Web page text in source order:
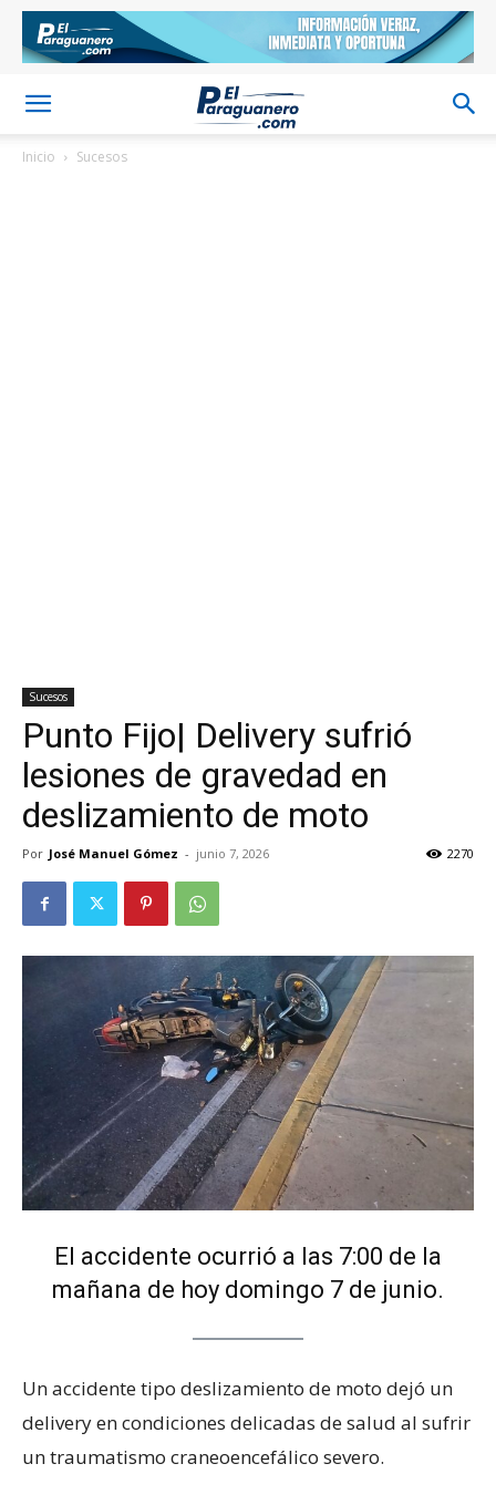
Inicio Sucesos
Sucesos
Punto Fijo| Delivery sufrió
lesiones de gravedad en
deslizamiento de moto
Por José Manuel Gómez - junio 7, 2026 2270
El accidente ocurrió a las 7:00 de la
mañana de hoy domingo 7 de junio.
Un accidente tipo deslizamiento de moto dejó un
delivery en condiciones delicadas de salud al sufrir
un traumatismo craneoencefálico severo.